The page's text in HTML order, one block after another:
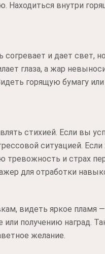
Находиться внутри
и дает свет,
глаза, а жар
горящую бумагу
стихией. Если вы
ситуацией.
тревожность и страх
для отработки
видеть яркое пламя
получению наград.
желание.